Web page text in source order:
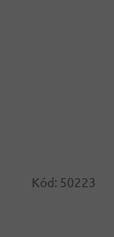
Kód: 50223